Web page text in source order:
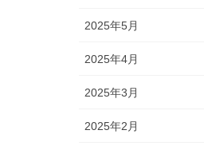
2025年5月
2025年4月
2025年3月
2025年2月